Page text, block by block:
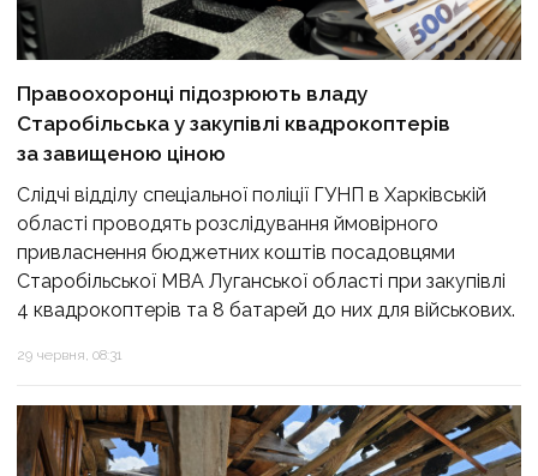
Правоохоронці підозрюють владу
Старобільська у закупівлі квадрокоптерів
за завищеною ціною
Слідчі відділу спеціальної поліції ГУНП в Харківській
області проводять розслідування ймовірного
привласнення бюджетних коштів посадовцями
Старобільської МВА Луганської області при закупівлі
4 квадрокоптерів та 8 батарей до них для військових.
29 червня, 08:31